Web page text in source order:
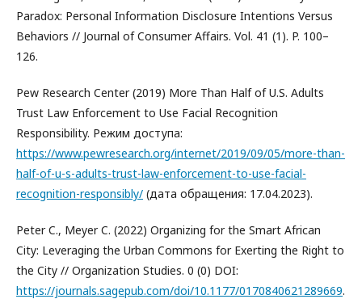
Paradox: Personal Information Disclosure Intentions Versus
Behaviors // Journal of Consumer Affairs. Vol. 41 (1). P. 100–
126.
Pew Research Center (2019) More Than Half of U.S. Adults
Trust Law Enforcement to Use Facial Recognition
Responsibility. Режим доступа:
https://www.pewresearch.org/internet/2019/09/05/more-than-
half-of-u-s-adults-trust-law-enforcement-to-use-facial-
recognition-responsibly/ (дата обращения: 17.04.2023).
Peter C., Meyer C. (2022) Organizing for the Smart African
City: Leveraging the Urban Commons for Exerting the Right to
the City // Organization Studies. 0 (0) DOI:
https://journals.sagepub.com/doi/10.1177/0170840621289669.